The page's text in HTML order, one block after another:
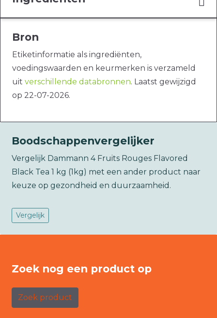
Bron
Etiketinformatie als ingrediënten,
voedingswaarden en keurmerken is verzameld
uit verschillende databronnen. Laatst gewijzigd
op 22-07-2026.
Boodschappenvergelijker
Vergelijk Dammann 4 Fruits Rouges Flavored
Black Tea 1 kg (1kg) met een ander product naar
keuze op gezondheid en duurzaamheid.
Vergelijk
Zoek nog een product op
Zoek product